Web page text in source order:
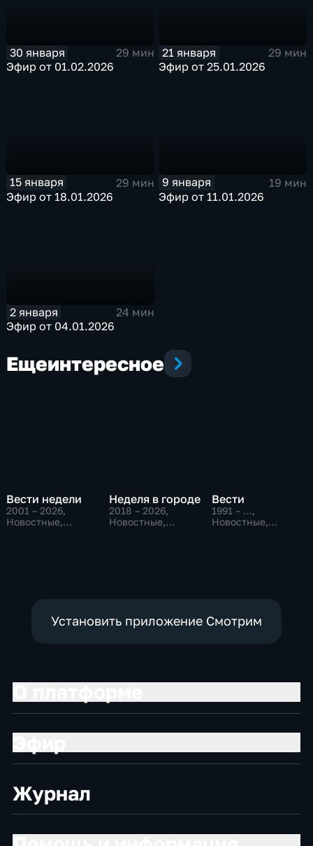
30 января
29 мин
Эфир от 01.02.2026
21 января
29 мин
Эфир от 25.01.2026
15 января
29 мин
Эфир от 18.01.2026
9 января
19 мин
Эфир от 11.01.2026
2 января
24 мин
Эфир от 04.01.2026
Ещеинтересное
Вести недели
2001 – 2026,
Новостные,
Неделя в городе
2018 – 2026,
Новостные,
Вести
1991 – …,
Новостные,
Установить приложение Смотрим
Журнал